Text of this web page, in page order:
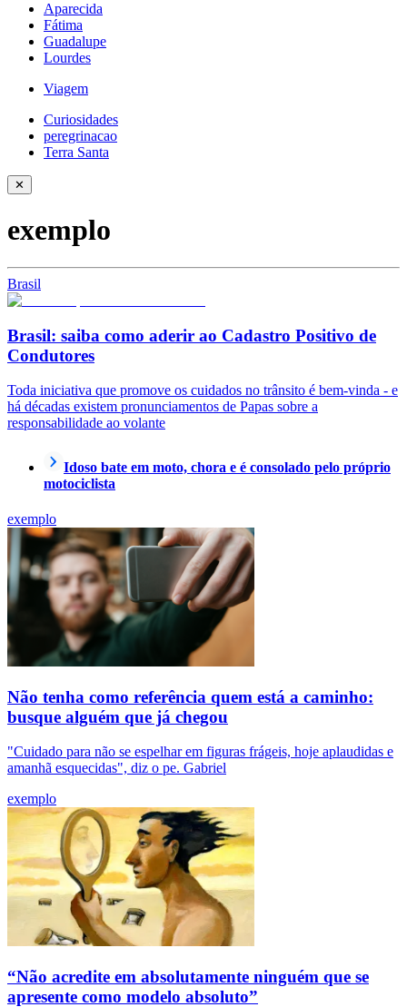
Aparecida
Fátima
Guadalupe
Lourdes
Viagem
Curiosidades
peregrinacao
Terra Santa
✕
exemplo
Brasil
Brasil: saiba como aderir ao Cadastro Positivo de
Condutores
Toda iniciativa que promove os cuidados no trânsito é bem-vinda - e
há décadas existem pronunciamentos de Papas sobre a
responsabilidade ao volante
Idoso bate em moto, chora e é consolado pelo próprio
motociclista
exemplo
Não tenha como referência quem está a caminho:
busque alguém que já chegou
"Cuidado para não se espelhar em figuras frágeis, hoje aplaudidas e
amanhã esquecidas", diz o pe. Gabriel
exemplo
“Não acredite em absolutamente ninguém que se
apresente como modelo absoluto”